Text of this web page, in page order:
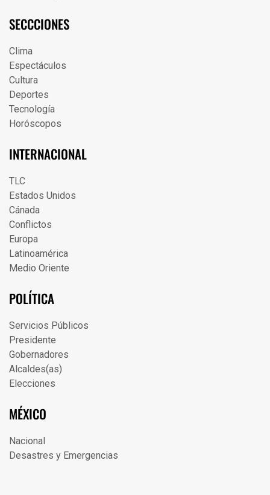
SECCCIONES
Clima
Espectáculos
Cultura
Deportes
Tecnología
Horóscopos
INTERNACIONAL
TLC
Estados Unidos
Cánada
Conflictos
Europa
Latinoamérica
Medio Oriente
POLÍTICA
Servicios Públicos
Presidente
Gobernadores
Alcaldes(as)
Elecciones
MÉXICO
Nacional
Desastres y Emergencias